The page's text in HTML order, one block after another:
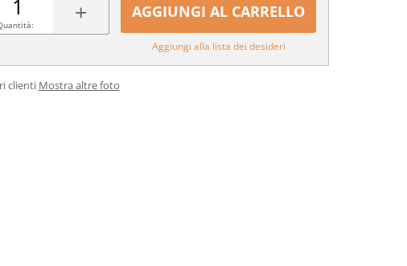
+ AGGIUNGI AL CARRELLO
Aggiungi alla lista dei desideri
clienti Mostra altre foto